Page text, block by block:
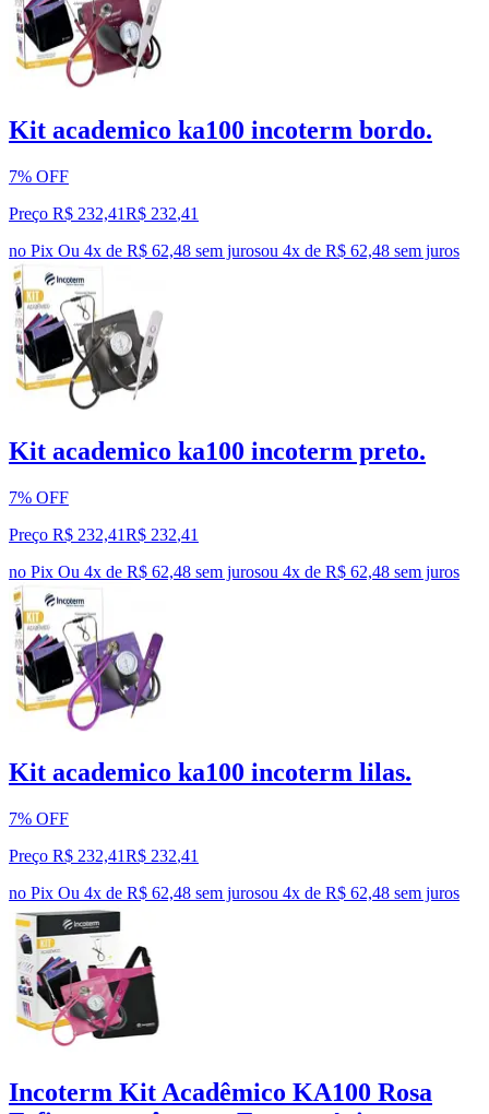
Kit academico ka100 incoterm bordo.
7% OFF
Preço R$ 232,41R$ 232,41
no Pix Ou 4x de R$ 62,48 sem jurosou 4x de R$ 62,48 sem juros
Kit academico ka100 incoterm preto.
7% OFF
Preço R$ 232,41R$ 232,41
no Pix Ou 4x de R$ 62,48 sem jurosou 4x de R$ 62,48 sem juros
Kit academico ka100 incoterm lilas.
7% OFF
Preço R$ 232,41R$ 232,41
no Pix Ou 4x de R$ 62,48 sem jurosou 4x de R$ 62,48 sem juros
Incoterm Kit Acadêmico KA100 Rosa